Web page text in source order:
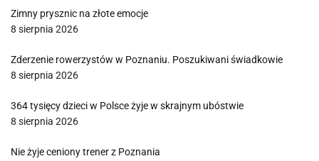
Zimny prysznic na złote emocje
8 sierpnia 2026
Zderzenie rowerzystów w Poznaniu. Poszukiwani świadkowie
8 sierpnia 2026
364 tysięcy dzieci w Polsce żyje w skrajnym ubóstwie
8 sierpnia 2026
Nie żyje ceniony trener z Poznania